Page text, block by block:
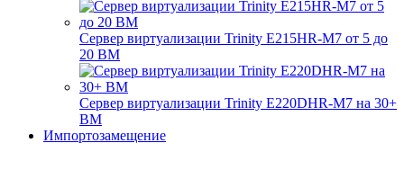
Сервер виртуализации Trinity E215HR-M7 от 5 до
20 ВМ
Сервер виртуализации Trinity E220DHR-M7 на 30+
ВМ
Импортозамещение